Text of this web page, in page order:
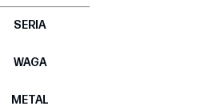
SERIA
WAGA
METAL